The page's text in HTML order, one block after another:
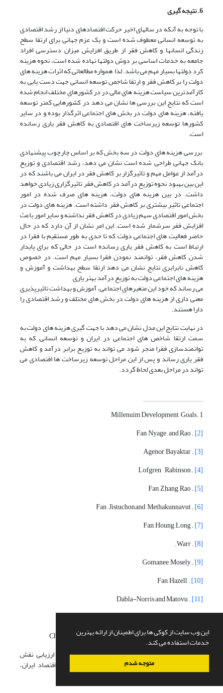
این وب سایت از کوکی ها برای اطمینان از ارائه بهترین
خدمات استفاده می کند.
متوجه شدم
6. نتیجه گیری
با توجه به آنکه در سالهای اخیر حرکت اقتصادهای دنیا از رشد اقتصادی
به توسعه انسانی معطوف شده است و یک عزم جهانی برای ارتقا سطح
زندگی انسانها و کاهش فقر از طریق افزایش میزان دسترسی افراد
جامعه به خدمات اساسی بر دوش دولتها نهاده شده است، نحوه هزینه
کرد دولتها بسیار مهم می باشد. لذا همواره مطالعاتی که اثرات هزینه های
دولت را بر کاهش فقر و ارتقا شاخص توسعه انسانی جهت دست یابی به
کارآمدترین سیاست هزینه های مالی در در کشورهای مختلف انجام شده
است که نتایج این بررسی ها نشان می دهد در کشورهایی کمتر توسعه
یافته، هزینه های دولت در بخش های اجتماعی اثرگذار بوده و در سایر
کشورها توسعه زیرساخت های اقتصادی به کاهش فقر یاری رسانده
است.
بررسی هزینه های دولت در سه بخش که بر اساس چارچوب پیشنهادی
بانک جهانی طراحی شده است نشان می دهد، رشد اقتصادی و توزیع
درآمد از عوامل مهم و تاثیرگزار بر کاهش فقر در ایران می باشند که در
این بین بهبود نحوه توزیع درآمد در کاهش فقر تاثیرگزاری زیادی خواهد
داشت. در بین هزینه های دولت، هزینه های صرف شده در امور
اجتماعی تاثیر بیشتری بر کاهش فقر داشته است. هزینه های دولت در
بخش امور اقتصادی سهم زیادی در کاهش فقر نداشته و سایر امور باعث
افزایش فقر سرشمار شده است. این امر نشان از آن دارد که در حال
حاضر فعالیت های اجتماعی دولت که تا حدی به طور مستقیم با فقرا در
ارتباط است به کاهش فقر یاری رسانده است در حالی که برای پایدار
شدن کاهش فقر، توانمند نمودن فقرا بسیار مهم است. در خصوص
کاهش نابرابری نتایج نشان می دهد ارتقا سطح بهداشت و آموزش و
هزینه های اجتماعی دولت به توزیع درآمد بهتر یاری
می رساند که خود این متغیرهای اجتماعی، آموزش و بهداشت تاثیرپذیری
معنی داری از هزینه های دولت در بخش های مختلف و رشد اقتصادی را
دارا هستند.
در نهایت نتایج این مدل نشان می دهد با جهت گیری هزینه های دولت به
سمت ارتقا شاخص های اجتماعی در ایران و توسعه انسانی که به
توانمندسازی فقرا منجر شود می تواند به توزیع برابر درآمد و کاهش
فقر یاری رساند و پس از این مراحل توسعه زیرساخت ها اقتصادی می
تواند در مراحل بعدی لحاظ گردد.
1 .Millenuim Development Goals
[2]
. Fan, Nyage , and Rao
[3]
. Agenor, Bayaktar
[4]
. Lofgren , Rabinson
[5]
. Fan, Zhang, Rao
[6]
. Fan , Jistuchon,and Methakunnavut
[7]
. Fan, Houng, Long
[8]
. Warr.
[9]
. Gomanee, Mosely
[10]
. Fan, Hazell
[11]
. Dabla-Norris and Matovu
[13]
. Chu, Ke-young, Davoodi, hamidreza, Gupta, sanjeev
11. امینی، علیرضا و حجازی، آزاده. (1386)، «تحلیل و ارزیابی نقش
سلامت و بهداشت در ارتقاء بهره وری نیروی کار در اقتصاد ایران،
فصلنامه پژوهش های اقتصادی، شماره30.